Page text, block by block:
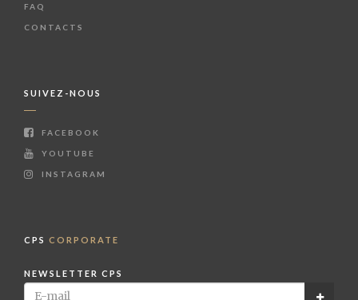
FAQ
CONTACTS
SUIVEZ-NOUS
FACEBOOK
YOUTUBE
INSTAGRAM
CPS CORPORATE
NEWSLETTER CPS